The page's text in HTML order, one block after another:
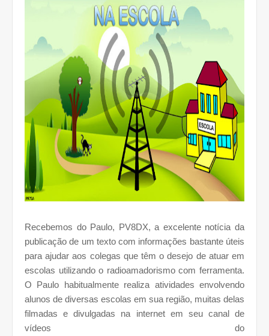
Recebemos do Paulo, PV8DX, a excelente notícia da
publicação de um texto com informações bastante úteis
para ajudar aos colegas que têm o desejo de atuar em
escolas utilizando o radioamadorismo com ferramenta.
O Paulo habitualmente realiza atividades envolvendo
alunos de diversas escolas em sua região, muitas delas
filmadas e divulgadas na internet em seu canal de
vídeos do